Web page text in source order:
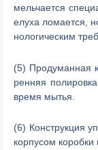
мельчается
елуха ломается,
нологическим
(5) Продуманная
ренняя
время мытья.
(6) Конструкция
корпусом